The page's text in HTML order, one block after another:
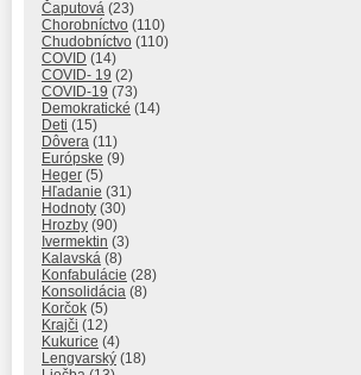
Čaputová (23)
Chorobníctvo (110)
Chudobníctvo (110)
COVID (14)
COVID- 19 (2)
COVID-19 (73)
Demokratické (14)
Deti (15)
Dôvera (11)
Európske (9)
Heger (5)
Hľadanie (31)
Hodnoty (30)
Hrozby (90)
Ivermektin (3)
Kalavská (8)
Konfabulácie (28)
Konsolidácia (8)
Korčok (5)
Krajči (12)
Kukurice (4)
Lengvarský (18)